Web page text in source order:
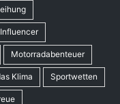
Influencer
Motorradabenteuer
Klima Sportwetten